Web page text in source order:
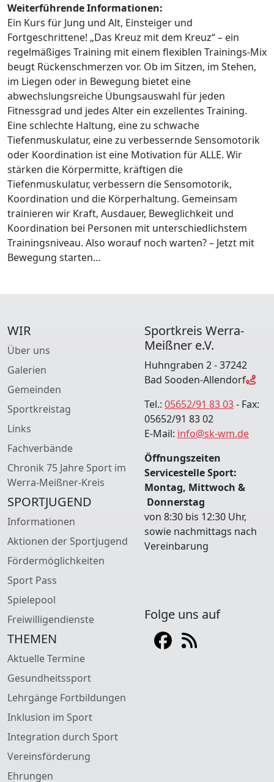
Weiterführende Informationen:
Ein Kurs für Jung und Alt, Einsteiger und
Fortgeschrittene! „Das Kreuz mit dem Kreuz“ – ein
regelmäßiges Training mit einem flexiblen Trainings-Mix
beugt Rückenschmerzen vor. Ob im Sitzen, im Stehen,
im Liegen oder in Bewegung bietet eine
abwechslungsreiche Übungsauswahl für jeden
Fitnessgrad und jedes Alter ein exzellentes Training.
Eine schlechte Haltung, eine zu schwache
Tiefenmuskulatur, eine zu verbessernde Sensomotorik
oder Koordination ist eine Motivation für ALLE. Wir
stärken die Körpermitte, kräftigen die
Tiefenmuskulatur, verbessern die Sensomotorik,
Koordination und die Körperhaltung. Gemeinsam
trainieren wir Kraft, Ausdauer, Beweglichkeit und
Koordination bei Personen mit unterschiedlichstem
Trainingsniveau. Also worauf noch warten? – Jetzt mit
Bewegung starten…
WIR
Über uns
Galerien
Gemeinden
Sportkreistag
Links
Fachverbände
Chronik 75 Jahre Sport im
Werra-Meißner-Kreis
SPORTJUGEND
Informationen
Aktionen der Sportjugend
Fördermöglichkeiten
Sport Pass
Spielepool
Freiwilligendienste
THEMEN
Aktuelle Termine
Gesundheitssport
Lehrgänge Fortbildungen
Inklusion im Sport
Integration durch Sport
Vereinsförderung
Ehrungen
Sportkreis Werra-
Meißner e.V.
Huhngraben 2 - 37242
Bad Sooden-Allendorf
Tel.: 05652/91 83 03- Fax:
05652/91 83 02
E-Mail: info@sk-wm.de
Öffnungszeiten
Servicestelle Sport:
Montag, Mittwoch &
Donnerstag
von 8:30 bis 12:30 Uhr,
sowie nachmittags nach
Vereinbarung
Folge uns auf